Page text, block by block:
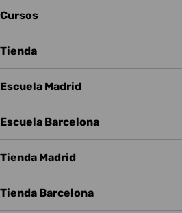
Cursos
Tienda
Escuela Madrid
Escuela Barcelona
Tienda Madrid
Tienda Barcelona